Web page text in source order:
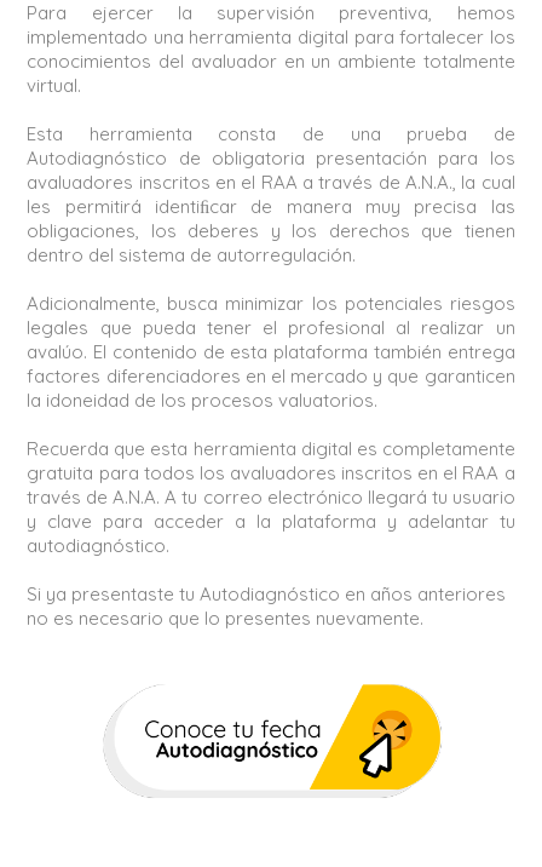
Para ejercer la supervisión preventiva, hemos
implementado una herramienta digital para fortalecer los
conocimientos del avaluador en un ambiente totalmente
virtual.
Esta herramienta consta de una prueba de
Autodiagnóstico de obligatoria presentación para los
avaluadores inscritos en el RAA a través de A.N.A., la cual
les permitirá identiﬁcar de manera muy precisa las
obligaciones, los deberes y los derechos que tienen
dentro del sistema de autorregulación.
Adicionalmente, busca minimizar los potenciales riesgos
legales que pueda tener el profesional al realizar un
avalúo. El contenido de esta plataforma también entrega
factores diferenciadores en el mercado y que garanticen
la idoneidad de los procesos valuatorios.
Recuerda que esta herramienta digital es completamente
gratuita para todos los avaluadores inscritos en el RAA a
través de A.N.A. A tu correo electrónico llegará tu usuario
y clave para acceder a la plataforma y adelantar tu
autodiagnóstico.
Si ya presentaste tu Autodiagnóstico en años anteriores
no es necesario que lo presentes nuevamente.